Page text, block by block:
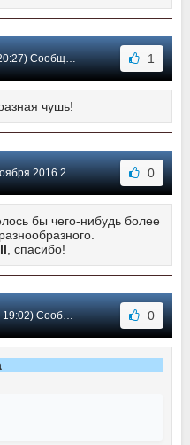
Сообщение #5 1
чушь!
20:18) Сообщение #4 0
бы чего-нибудь более
, спасибо!
Сообщение #3 0